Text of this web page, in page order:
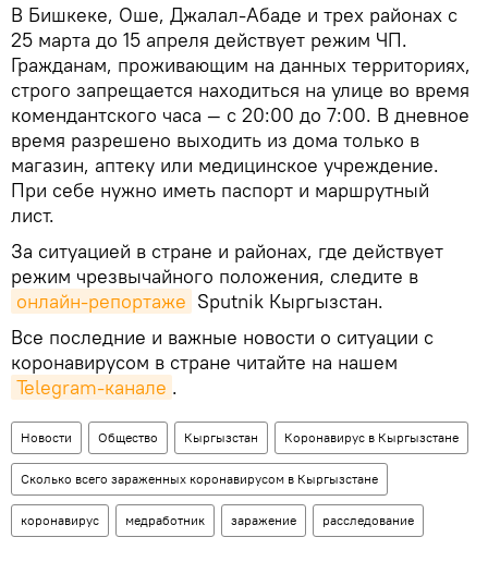
В Бишкеке, Оше, Джалал-Абаде и трех районах с
25 марта до 15 апреля действует режим ЧП.
Гражданам, проживающим на данных территориях,
строго запрещается находиться на улице во время
комендантского часа — с 20:00 до 7:00. В дневное
время разрешено выходить из дома только в
магазин, аптеку или медицинское учреждение.
При себе нужно иметь паспорт и маршрутный
лист.
За ситуацией в стране и районах, где действует
режим чрезвычайного положения, следите в
онлайн-репортаже Sputnik Кыргызстан.
Все последние и важные новости о ситуации с
коронавирусом в стране читайте на нашем
Telegram-канале .
Новости Общество Кыргызстан Коронавирус в Кыргызстане
Сколько всего зараженных коронавирусом в Кыргызстане
коронавирус медработник заражение расследование